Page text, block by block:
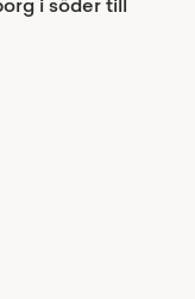
i söder till